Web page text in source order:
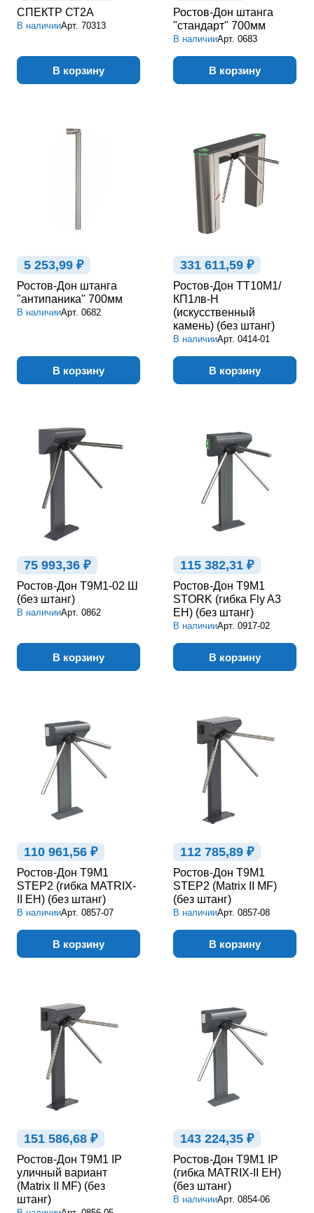
СПЕКТР СТ2А
В наличииАрт. 70313
В корзину
Ростов-Дон штанга
"стандарт" 700мм
В наличииАрт. 0683
В корзину
5 253,99 ₽
Ростов-Дон штанга
"антипаника" 700мм
В наличииАрт. 0682
В корзину
331 611,59 ₽
Ростов-Дон ТТ10М1/
КП1лв-Н
(искусственный
камень) (без штанг)
В наличииАрт. 0414-01
В корзину
75 993,36 ₽
Ростов-Дон Т9М1-02 Ш
(без штанг)
В наличииАрт. 0862
В корзину
115 382,31 ₽
Ростов-Дон Т9М1
STORK (гибка Fly A3
EH) (без штанг)
В наличииАрт. 0917-02
В корзину
110 961,56 ₽
Ростов-Дон Т9М1
STEP2 (гибка MATRIX-
II EH) (без штанг)
В наличииАрт. 0857-07
В корзину
112 785,89 ₽
Ростов-Дон Т9М1
STEP2 (Matrix II MF)
(без штанг)
В наличииАрт. 0857-08
В корзину
151 586,68 ₽
Ростов-Дон Т9М1 IP
уличный вариант
(Matrix II MF) (без
штанг)
143 224,35 ₽
Ростов-Дон Т9М1 IP
(гибка MATRIX-II EH)
(без штанг)
В наличииАрт. 0854-06